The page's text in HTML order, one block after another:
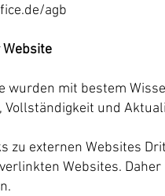
agb
wurden mit bestem
Vollständigkeit und
zu externen Websites
Websites.